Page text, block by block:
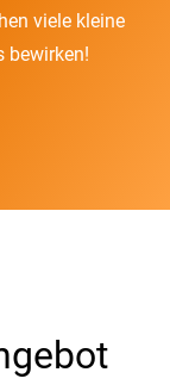
viele kleine
bewirken!